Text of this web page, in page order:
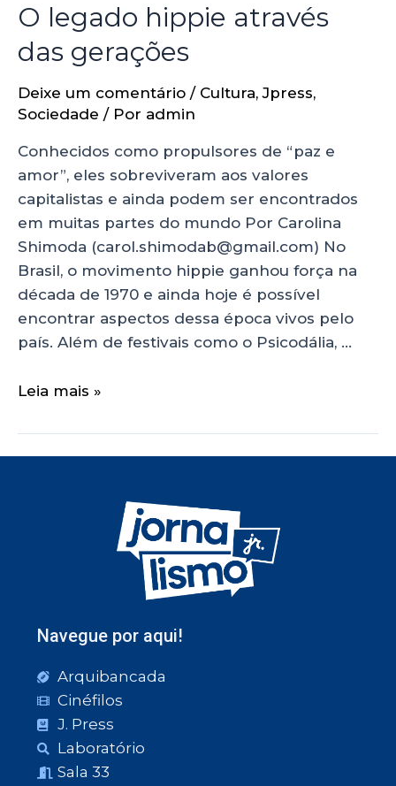
O legado hippie através
das gerações
Deixe um comentário / Cultura,Jpress,
Sociedade / Por admin
Conhecidos como propulsores de “paz e
amor”, eles sobreviveram aos valores
capitalistas e ainda podem ser encontrados
em muitas partes do mundo Por Carolina
Shimoda (carol.shimodab@gmail.com) No
Brasil, o movimento hippie ganhou força na
década de 1970 e ainda hoje é possível
encontrar aspectos dessa época vivos pelo
país. Além de festivais como o Psicodália, …
Leia mais »
Navegue por aqui!
Arquibancada
Cinéfilos
J. Press
Laboratório
Sala 33